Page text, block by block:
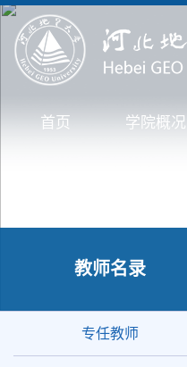
首页 学院概况
教师名录
专任教师